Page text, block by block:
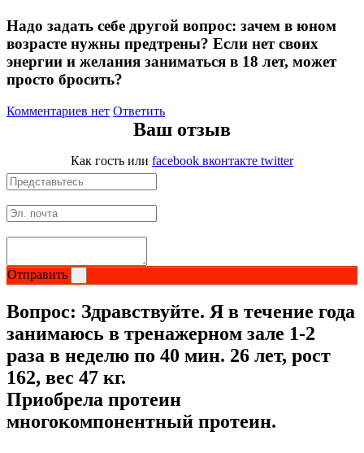
Надо задать себе другой вопрос: зачем в юном
возрасте нужны предтрены? Если нет своих
энергии и желания заниматься в 18 лет, может
просто бросить?
Комментариев нет Ответить
Ваш отзыв
Как гость или facebook вконтакте twitter
Отправить
Вопрос: Здравствуйте. Я в течение года
занимаюсь в тренажерном зале 1-2
раза в неделю по 40 мин. 26 лет, рост
162, вес 47 кг.
Приобрела протеин
многокомпонентный протеин.